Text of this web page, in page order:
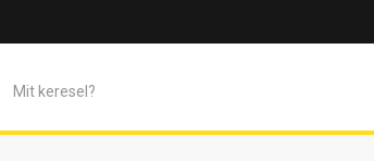
Vásárlói vélemények Kérdések és válaszok